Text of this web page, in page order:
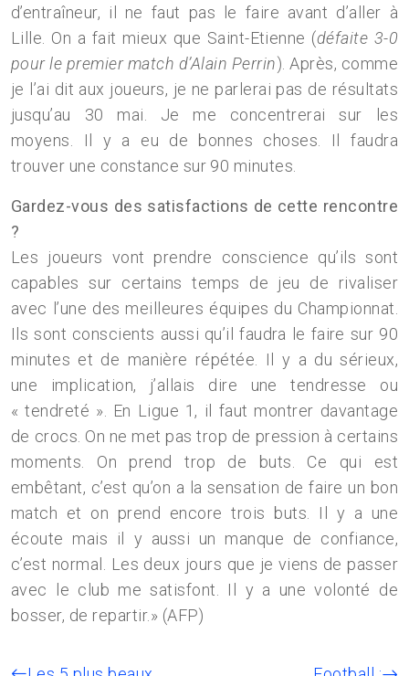
d’entraîneur, il ne faut pas le faire avant d’aller à
Lille. On a fait mieux que Saint-Etienne (défaite 3-0
pour le premier match d’Alain Perrin). Après, comme
je l’ai dit aux joueurs, je ne parlerai pas de résultats
jusqu’au 30 mai. Je me concentrerai sur les
moyens. Il y a eu de bonnes choses. Il faudra
trouver une constance sur 90 minutes.
Gardez-vous des satisfactions de cette rencontre
?
Les joueurs vont prendre conscience qu’ils sont
capables sur certains temps de jeu de rivaliser
avec l’une des meilleures équipes du Championnat.
Ils sont conscients aussi qu’il faudra le faire sur 90
minutes et de manière répétée. Il y a du sérieux,
une implication, j’allais dire une tendresse ou
« tendreté ». En Ligue 1, il faut montrer davantage
de crocs. On ne met pas trop de pression à certains
moments. On prend trop de buts. Ce qui est
embêtant, c’est qu’on a la sensation de faire un bon
match et on prend encore trois buts. Il y a une
écoute mais il y aussi un manque de confiance,
c’est normal. Les deux jours que je viens de passer
avec le club me satisfont. Il y a une volonté de
bosser, de repartir.» (AFP)